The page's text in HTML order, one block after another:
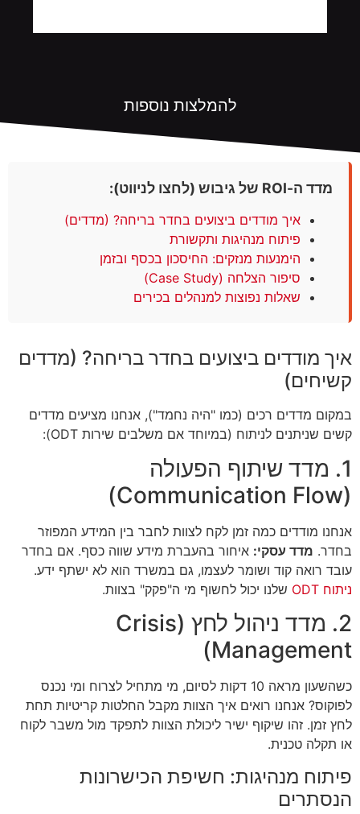
להמלצות נוספות
מדד ה-ROI של גיבוש (לחצו לניווט):
איך מודדים ביצועים בחדר בריחה? (מדדים)
פיתוח מנהיגות ותקשורת
הימנעות מנזקים: החיסכון בכסף ובזמן
סיפור הצלחה (Case Study)
שאלות נפוצות למנהלים בכירים
איך מודדים ביצועים בחדר בריחה? (מדדים
קשיחים)
במקום מדדים רכים (כמו "היה נחמד"), אנחנו מציעים מדדים
קשים שניתנים לניתוח (במיוחד אם משלבים שירות ODT):
1. מדד שיתוף הפעולה
(Communication Flow)
אנחנו מודדים כמה זמן לקח לצוות לחבר בין המידע המפוזר
בחדר. מדד עסקי: איחור בהעברת מידע שווה כסף. אם בחדר
עובד רואה קוד ושומר לעצמו, גם במשרד הוא לא ישתף ידע.
ניתוח ODT
שלנו יכול לחשוף מי ה"פקק" בצוות.
2. מדד ניהול לחץ (Crisis
Management)
כשהשעון מראה 10 דקות לסיום, מי מתחיל לצרוח ומי נכנס
לפוקוס? אנחנו רואים איך הצוות מקבל החלטות קריטיות תחת
לחץ זמן. זהו שיקוף ישיר ליכולת הצוות לתפקד מול משבר לקוח
או תקלה טכנית.
פיתוח מנהיגות: חשיפת הכישרונות
הנסתרים